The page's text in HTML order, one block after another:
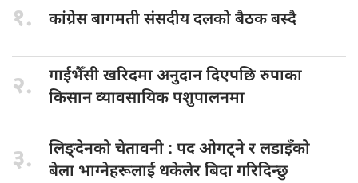
१. कांग्रेस बागमतीसंसदीय दलको बैठक बस्दै
२. गाईभैँसी खरिदमाअनुदान दिएपछि रुपाका
किसान व्यावसायिक पशुपालनमा
३. लिङ्देनको चेतावनी : पद ओगट्ने र लडाइँको
बेला भाग्नेहरूलाई धकेलेर बिदा गरिदिन्छु